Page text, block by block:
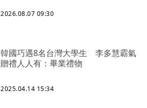
2026.08.07 09:30
韓國巧遇8名台灣大學生 李多慧霸氣
贈禮人人有：畢業禮物
2025.04.14 15:34